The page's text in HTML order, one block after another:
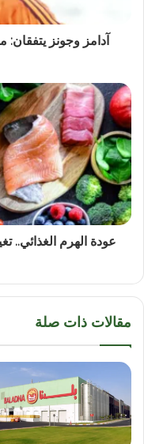
آدامز وجونز
عودة الهرم الغذائي..
مقالات ذات صلة